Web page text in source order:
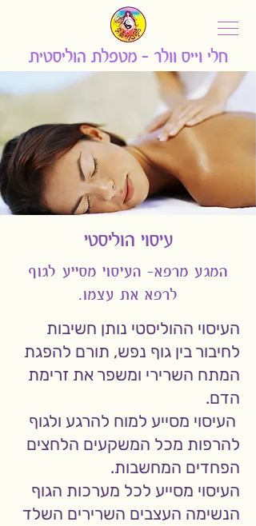
חלי וייס וולר - מטפלת הוליסטית
עיסוי הוליסטי
המגע מרפא- העיסוי מסייע לגוף
לרפא את עצמו.
העיסוי ההוליסטי נותן חשיבות
לחיבור בין גוף נפש, תורם להפגת
המתח השרירי ומשפר את זרימת
הדם.
העיסוי מסייע למוח להרגע ולגוף
להרפות מכל המשקעים הלחצים
הפחדים המחשבות.
העיסוי מסייע לכל מערכות הגוף
הנשימה העצבים השרירים השלד